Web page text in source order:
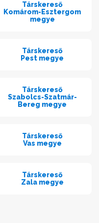
Társkereső
Komárom-Esztergom
megye
Társkereső
Pest megye
Társkereső
Szabolcs-Szatmár-
Bereg megye
Társkereső
Vas megye
Társkereső
Zala megye